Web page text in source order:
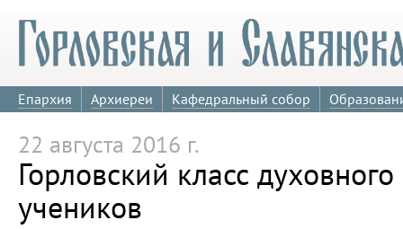
Епархия Архиереи Кафедральный собор
22 августа 2016 г.
Горловский класс
учеников